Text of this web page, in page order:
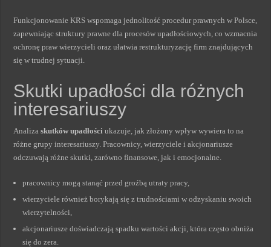
Funkcjonowanie KRS wspomaga jednolitość procedur prawnych w Polsce,
zapewniając struktury prawne dla procesów upadłościowych, co wzmacnia
ochronę praw wierzycieli oraz ułatwia restrukturyzację firm znajdujących
się w trudnej sytuacji.
Skutki upadłości dla różnych
interesariuszy
Analizaskutków upadłości ukazuje, jak złożony wpływ wywiera to na
różne grupy interesariuszy. Pracownicy, wierzyciele i akcjonariusze
odczuwają różne skutki, zarówno finansowe, jak i emocjonalne.
pracownicy mogą stanąć przed groźbą utraty pracy,
wierzyciele również borykają się z trudnościami w odzyskaniu swoich
wierzytelności,
akcjonariusze doświadczają spadku wartości akcji, która często obniża
się do zera.